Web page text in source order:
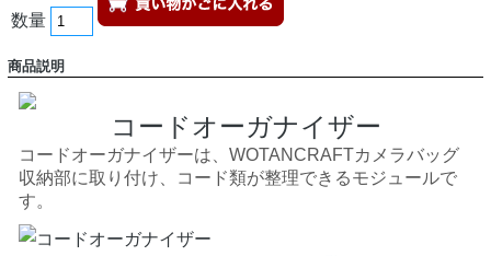
数量
商品説明
コードオーガナイザー
コードオーガナイザーは、WOTANCRAFTカメラバッグ
収納部に取り付け、コード類が整理できるモジュールで
す。